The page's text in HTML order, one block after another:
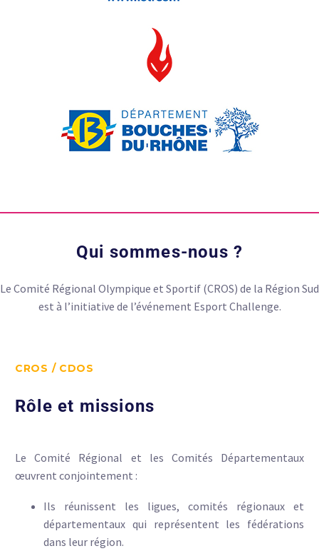
Qui sommes-nous ?
Le Comité Régional Olympique et Sportif (CROS) de la Région Sud
est à l’initiative de l’événement Esport Challenge.
CROS / CDOS
Rôle et missions
Le Comité Régional et les Comités Départementaux
œuvrent conjointement :
Ils réunissent les ligues, comités régionaux et
départementaux qui représentent les fédérations
dans leur région.